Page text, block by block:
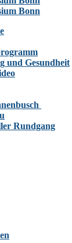
und Gesundheit
Rundgang